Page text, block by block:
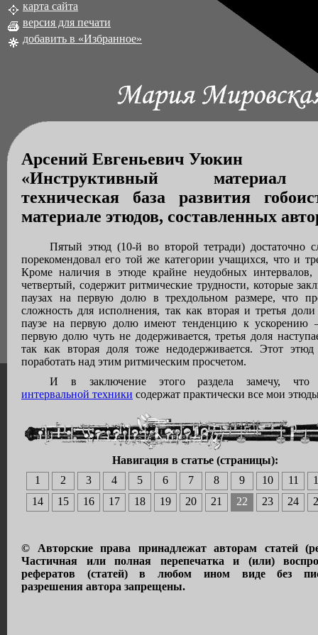
карта сайта
версия для печати
добавить в «Избранное»
Арсений Евгеньевич Уюкин
«Инструктивный
техническая база развития
материале этюдов, составленных
Пятый этюд (10-й во второй тетради) достаточно
порекомендовал его той же категории учащихся, что и
Кроме наличия в этюде крайне неудобных
четвертый, содержит ритмические трудности, которые
паузах на первую долю в трехдольном размере, что
сложность для исполнения, так как вторая и третья
паузе на первую долю имеют тенденцию к ускорению
первую долю чуть не додерживается, третья доля
так как вторая доля тоже недодерживается. Этот этюд
поработать над этим ритмическим просчетом.
И в заключение этого раздела замечу, что
интервальной техники содержат практически все мои
Навигация в статье (страницы):
1
2 3 4 5 6 7 8 9 10 11
14
15 16 17 18 19 20 21 22 23 24
© Авторские права принадлежат авторам статей
Частичная или полная перепечатка и (или)
рефератов (статей) в любом ином виде без
разрешения автора запрещены.